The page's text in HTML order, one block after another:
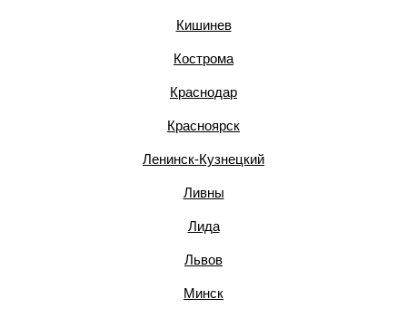
Кишинев
Кострома
Краснодар
Красноярск
Ленинск-Кузнецкий
Ливны
Лида
Львов
Минск